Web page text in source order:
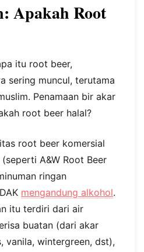
Apakah Root
itu root beer,
sering muncul, terutama
Penamaan bir akar
root beer halal?
root beer komersial
A&W Root Beer
ringan
mengandung alkohol.
itu terdiri dari air
buatan (dari akar
vanila, wintergreen, dst),